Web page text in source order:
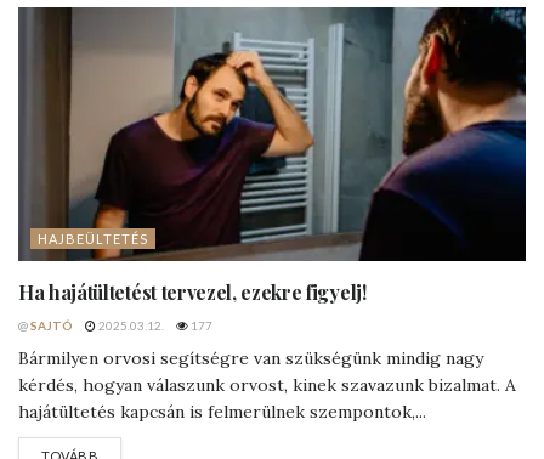
HAJBEÜLTETÉS
Ha hajátültetést tervezel, ezekre figyelj!
@SAJTÓ 2025.03.12. 177
Bármilyen orvosi segítségre van szükségünk mindig nagy
kérdés, hogyan válaszunk orvost, kinek szavazunk bizalmat. A
hajátültetés kapcsán is felmerülnek szempontok,...
TOVÁBB